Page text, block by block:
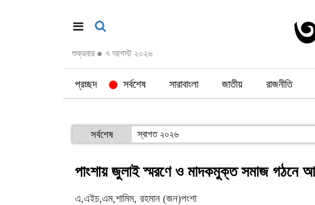
শুক্রবার ● ৭ আগস্ট ২০২৬
প্রচ্ছদ সর্বশেষ সারাবাংলা জাতীয় রাজনীতি
সর্বশেষ স্বাগত ২০২৬
পাংশায় জুলাই স্মরণে ও মাদকমুক্ত সমাজ গঠনে
এ,এইচ,এম,শামিম, রহমান (জন)পংশা